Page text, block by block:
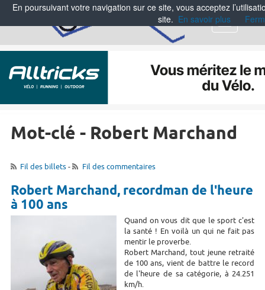
Menu
Mot-clé - Robert Marchand
Fil des billets- Fil des commentaires
Robert Marchand, recordman de l'heure
à 100 ans
Quand on vous dit que le sport c'est
la santé ! En voilà un qui ne fait pas
mentir le proverbe.
Robert Marchand, tout jeune retraité
de 100 ans, vient de battre le record
de l'heure de sa catégorie, à 24.251
km/h.
En poursuivant votre navigation sur ce site, vous acceptez
site. En savoir plus